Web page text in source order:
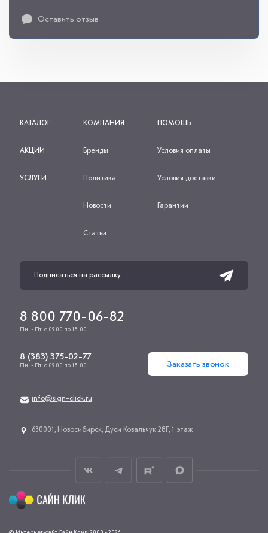
Оставить отзыв
КАТАЛОГ
АКЦИИ
УСЛУГИ
КОМПАНИЯ
Бренды
Политика
Новости
Статьи
ПОМОЩЬ
Условия оплаты
Условия доставки
Гарантии
8 800 770-06-82
Пн. - Пт. с 09.00 по 18.00
8 (383) 375-02-77
Пн. - Пт. с 09.00 по 18.00 Заказать звонок
info@sign-click.ru
​630001, Новосибирск, Дуси Ковальчук 28Г, 1 этаж